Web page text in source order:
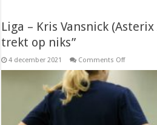
Liga – Kris Vansnick
trekt op niks”
4 december 2021 Comments Offon
Vansnick
(Asterix
Avo):